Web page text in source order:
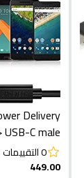
Delivery
C male
2 metrer
0التقييمات
449.00